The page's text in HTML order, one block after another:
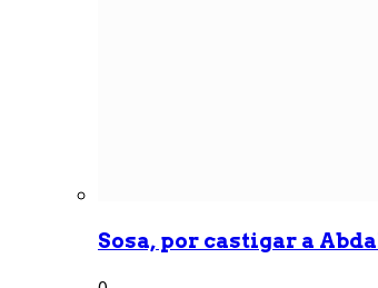
Sosa, por castigar a